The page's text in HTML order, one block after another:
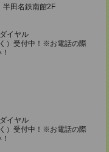
半田名鉄南館2F
イヤル
）受付中！※お電話の際
イヤル
）受付中！※お電話の際